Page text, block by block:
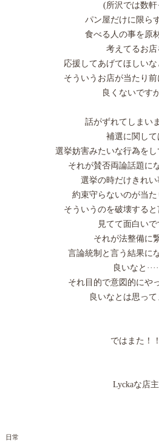
(所沢では数軒
パン屋だけに限ら
食べる人の事を原
考えてるお店
応援してあげてほしいな
そういうお店が当たり
良くないです
話がずれてしまい
補選に関して
選挙妨害みたいな行為をし
それが賛否両論話題に
選挙の時だけきれい
約束守らないのが当
そういうのを破壊する
見てて面白い
それが法整備に
言論統制と言う結果に
良いなと····
それ目的で意図的にや
良いなとは思って
ではまた！！
Lyckaな店主
日常